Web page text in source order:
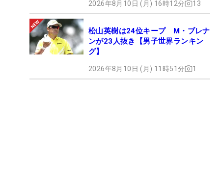
2026年8月10日 (月) 16時12分 13
松山英樹は24位キープ M・ブレナ
ンが23人抜き【男子世界ランキン
グ】
2026年8月10日 (月) 11時51分 1